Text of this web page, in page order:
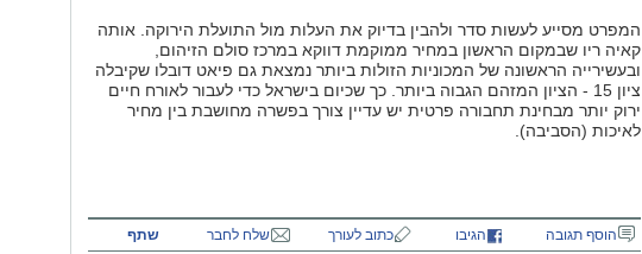
המפרט מסייע לעשות סדר ולהבין בדיוק את העלות מול התועלת הירוקה. אותה
קאיה ריו שבמקום הראשון במחיר ממוקמת דווקא במרכז סולם הזיהום,
ובעשירייה הראשונה של המכוניות הזולות ביותר נמצאת גם פיאט דובלו שקיבלה
ציון 15 - הציון המזהם הגבוה ביותר. כך שכיום בישראל כדי לעבור לאורח חיים
ירוק יותר מבחינת תחבורה פרטית יש עדיין צורך בפשרה מחושבת בין מחיר
לאיכות (הסביבה).
הוסף תגובה הגיבו כתוב לעורך שלח לחבר שתף